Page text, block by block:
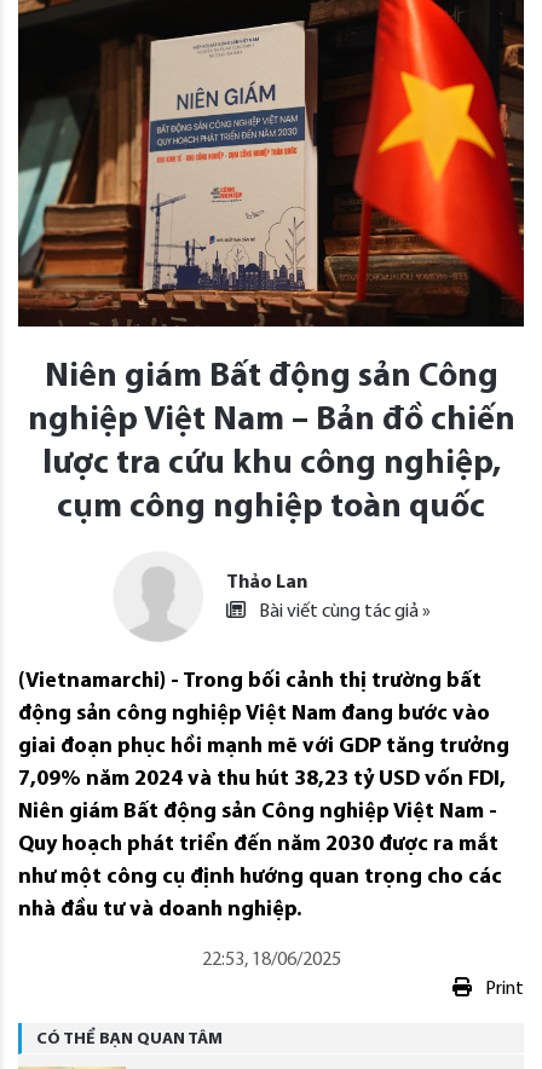
Niên giám Bất động sản Công
nghiệp Việt Nam – Bản đồ chiến
lược tra cứu khu công nghiệp,
cụm công nghiệp toàn quốc
Thảo Lan
Bài viết cùng tác giả »
(Vietnamarchi) - Trong bối cảnh thị trường bất
động sản công nghiệp Việt Nam đang bước vào
giai đoạn phục hồi mạnh mẽ với GDP tăng trưởng
7,09% năm 2024 và thu hút 38,23 tỷ USD vốn FDI,
Niên giám Bất động sản Công nghiệp Việt Nam -
Quy hoạch phát triển đến năm 2030 được ra mắt
như một công cụ định hướng quan trọng cho các
nhà đầu tư và doanh nghiệp.
22:53, 18/06/2025
Print
CÓ THỂ BẠN QUAN TÂM